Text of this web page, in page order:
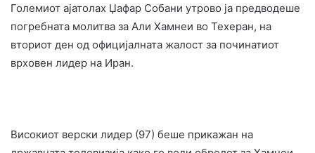
Големиот ајатолах Џафар Собани утрово ја предводеше
погребната молитва за Али Хамнеи во Техеран, на
вториот ден од официјалната жалост за починатиот
врховен лидер на Иран.
Високиот верски лидер (97) беше прикажан на